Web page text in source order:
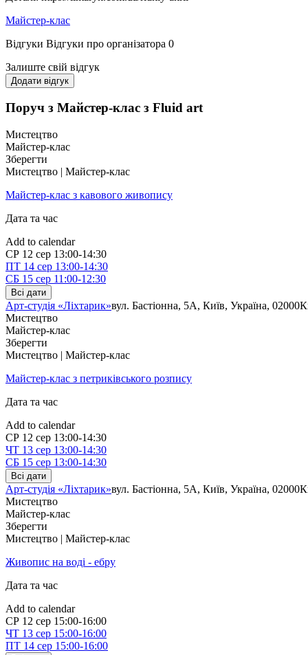
Майстер-клас
Відгуки Відгуки про організатора 0
Залиште свій відгук
Додати відгук
Поруч з Майстер-клас з Fluid art
Мистецтво
Майстер-клас
Зберегти
Мистецтво | Майстер-клас
Майстер-клас з кавового живопису
Дата та час
Add to calendar
СР 12 сер 13:00-14:30
ПТ 14 сер 13:00-14:30
СБ 15 сер 11:00-12:30
Всі дати
Арт-студія «Ліхтарик»вул. Бастіонна, 5А, Київ, Україна, 02000
Мистецтво
Майстер-клас
Зберегти
Мистецтво | Майстер-клас
Майстер-клас з петриківського розпису
Дата та час
Add to calendar
СР 12 сер 13:00-14:30
ЧТ 13 сер 13:00-14:30
СБ 15 сер 13:00-14:30
Всі дати
Арт-студія «Ліхтарик»вул. Бастіонна, 5А, Київ, Україна, 02000
Мистецтво
Майстер-клас
Зберегти
Мистецтво | Майстер-клас
Живопис на воді - ебру
Дата та час
Add to calendar
СР 12 сер 15:00-16:00
ЧТ 13 сер 15:00-16:00
ПТ 14 сер 15:00-16:00